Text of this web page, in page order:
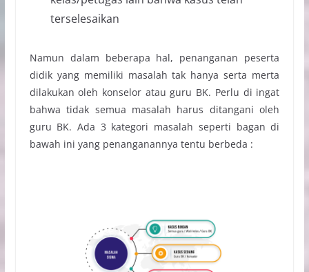
terselesaikan
Namun dalam beberapa hal, penanganan peserta
didik yang memiliki masalah tak hanya serta merta
dilakukan oleh konselor atau guru BK. Perlu di ingat
bahwa tidak semua masalah harus ditangani oleh
guru BK. Ada 3 kategori masalah seperti bagan di
bawah ini yang penanganannya tentu berbeda :